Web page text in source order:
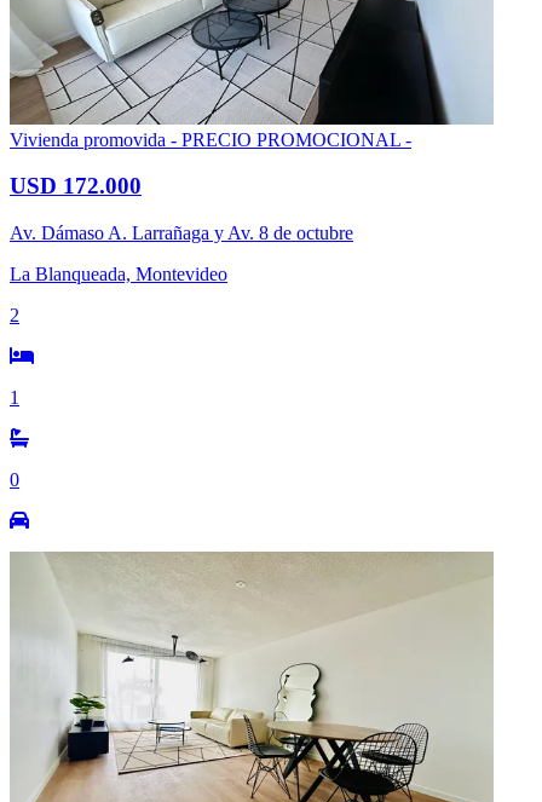
Vivienda promovida - PRECIO PROMOCIONAL -
USD 172.000
Av. Dámaso A. Larrañaga y Av. 8 de octubre
La Blanqueada, Montevideo
2
1
0